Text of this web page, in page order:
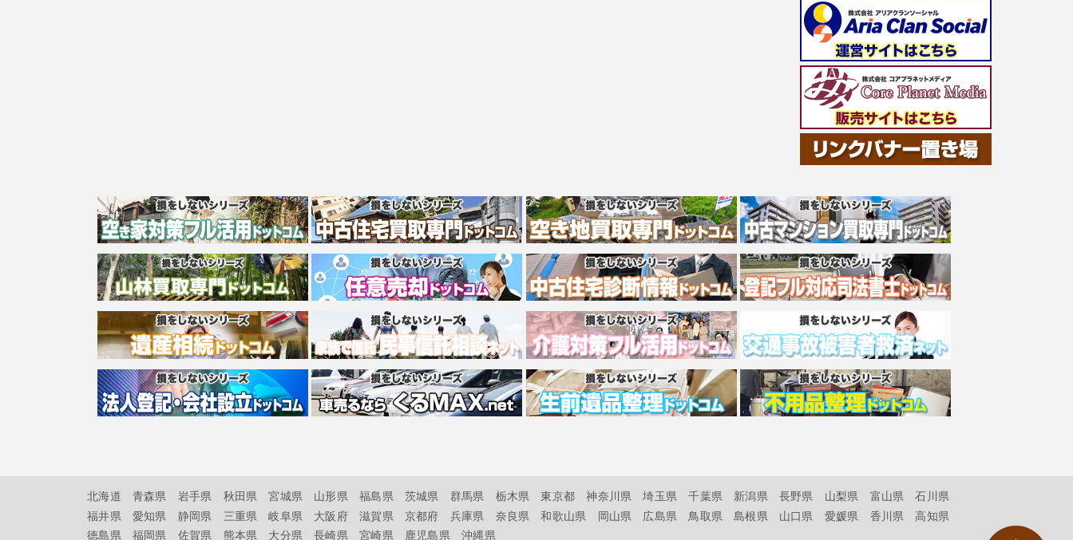
北海道 青森県 岩手県 秋田県 宮城県 山形県 福島県 茨城県 群馬県 栃木県 東京都 神奈川県 埼玉県 千葉県 新潟県 長野県 山梨県 富山県
石川県
福井県
愛知県 静岡県 三重県 岐阜県 大阪府 滋賀県 京都府 兵庫県 奈良県 和歌山県 岡山県 広島県 鳥取県 島根県 山口県 愛媛県 香川県
高知県
徳島県
福岡県 佐賀県 熊本県 大分県 長崎県 宮崎県 鹿児島県 沖縄県